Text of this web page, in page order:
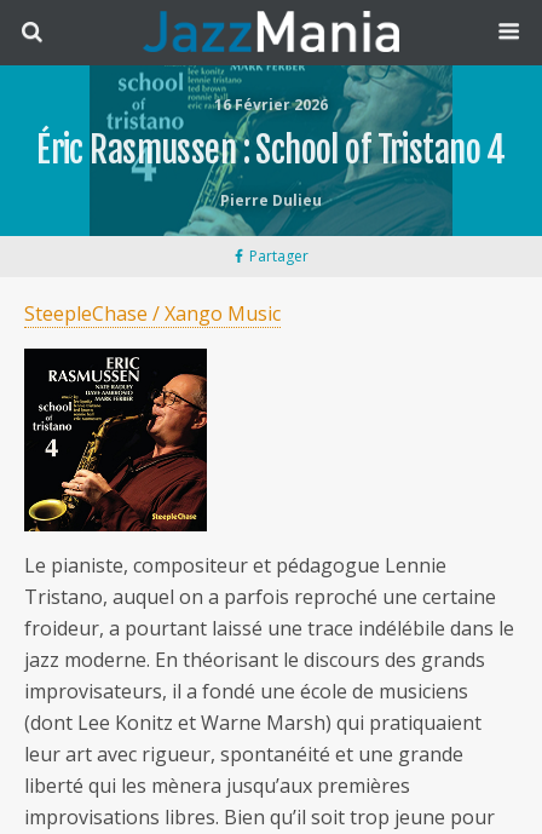
16 Février 2026
Éric Rasmussen : School of Tristano 4
Pierre Dulieu
Partager
SteepleChase / Xango Music
Le pianiste, compositeur et pédagogue Lennie
Tristano, auquel on a parfois reproché une certaine
froideur, a pourtant laissé une trace indélébile dans le
jazz moderne. En théorisant le discours des grands
improvisateurs, il a fondé une école de musiciens
(dont Lee Konitz et Warne Marsh) qui pratiquaient
leur art avec rigueur, spontanéité et une grande
liberté qui les mènera jusqu’aux premières
improvisations libres. Bien qu’il soit trop jeune pour